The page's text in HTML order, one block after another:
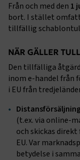
Från och med den 1
bort. I stället
tillfällig
NÄR GÄLLER
Den tillfälliga
inom e-handel från
i EU från
(t.ex. via online-
och skickas
EU. Var
betydelse i